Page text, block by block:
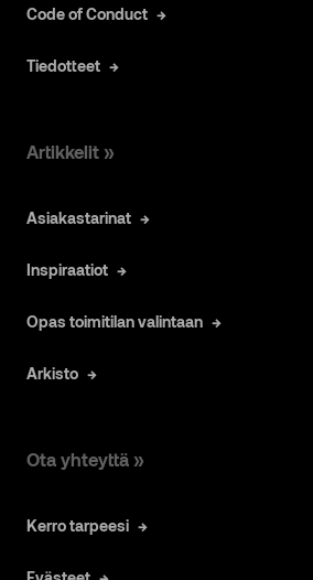
Code of Conduct
Tiedotteet
Artikkelit »
Asiakastarinat
Inspiraatiot
Opas toimitilan valintaan
Arkisto
Ota yhteyttä »
Kerro tarpeesi